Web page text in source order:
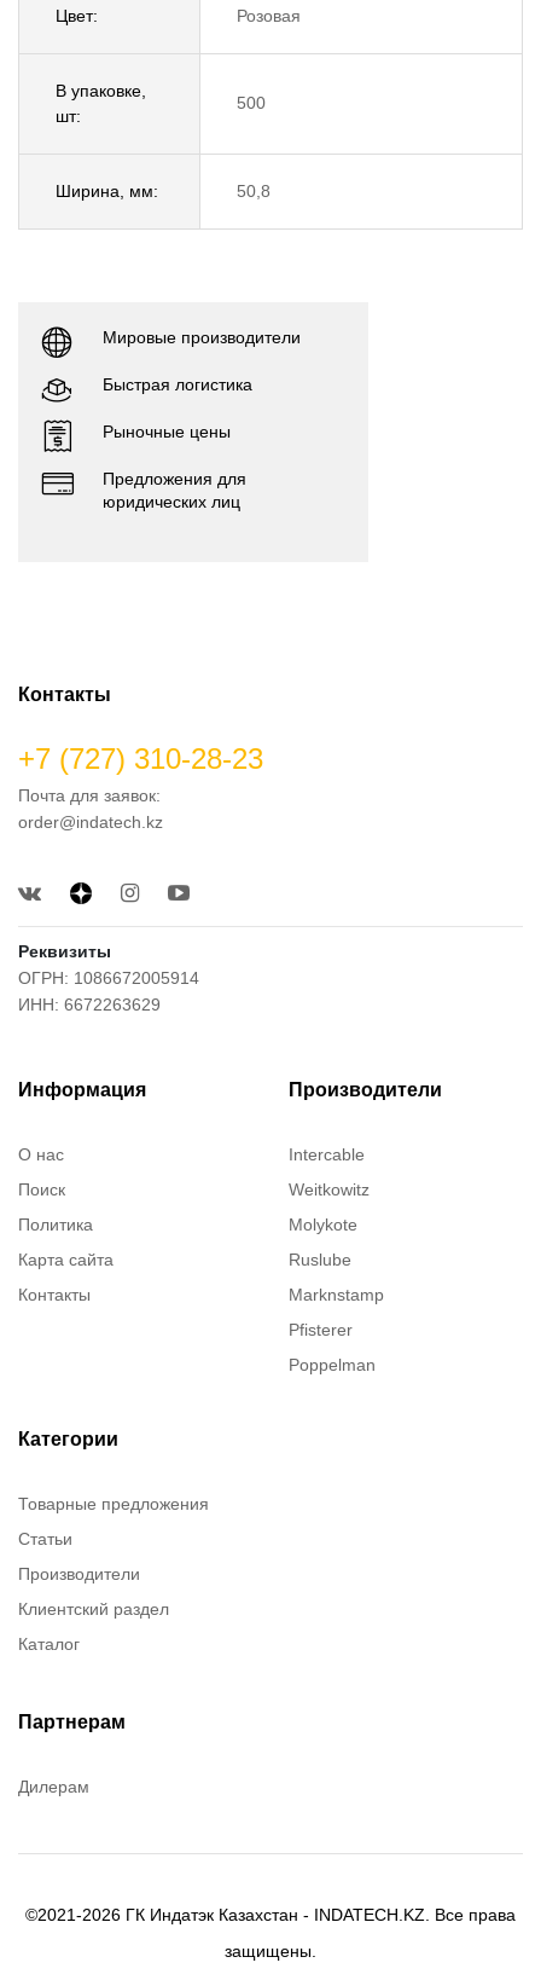
Цвет: Розовая
В упаковке,
шт:
500
Ширина, мм: 50,8
Мировые производители
Быстрая логистика
Рыночные цены
Предложения для
юридических лиц
Контакты
+7 (727) 310-28-23
Почта для заявок:
order@indatech.kz
Реквизиты
ОГРН: 1086672005914
ИНН: 6672263629
Информация
О нас
Поиск
Политика
Карта сайта
Контакты
Производители
Intercable
Weitkowitz
Molykote
Ruslube
Marknstamp
Pfisterer
Poppelman
Категории
Товарные предложения
Статьи
Производители
Клиентский раздел
Каталог
Партнерам
Дилерам
©2021-2026 ГК Индатэк Казахстан - INDATECH.KZ. Все права
защищены.